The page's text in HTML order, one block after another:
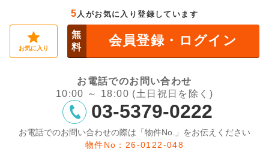
5人がお気に入り登録しています
お気に入り
無
料
会員登録・ログイン
お電話でのお問い合わせ
10:00 ～ 18:00 (土日祝日を除く)
03-5379-0222
お電話でのお問い合わせの際は「物件No.」をお伝えください
物件No：26-0122-048